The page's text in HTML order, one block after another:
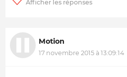
Motion
17 novembre 2015 à 13:09:14